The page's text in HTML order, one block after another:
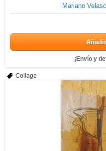
Mariano
¡Envío y
Collage